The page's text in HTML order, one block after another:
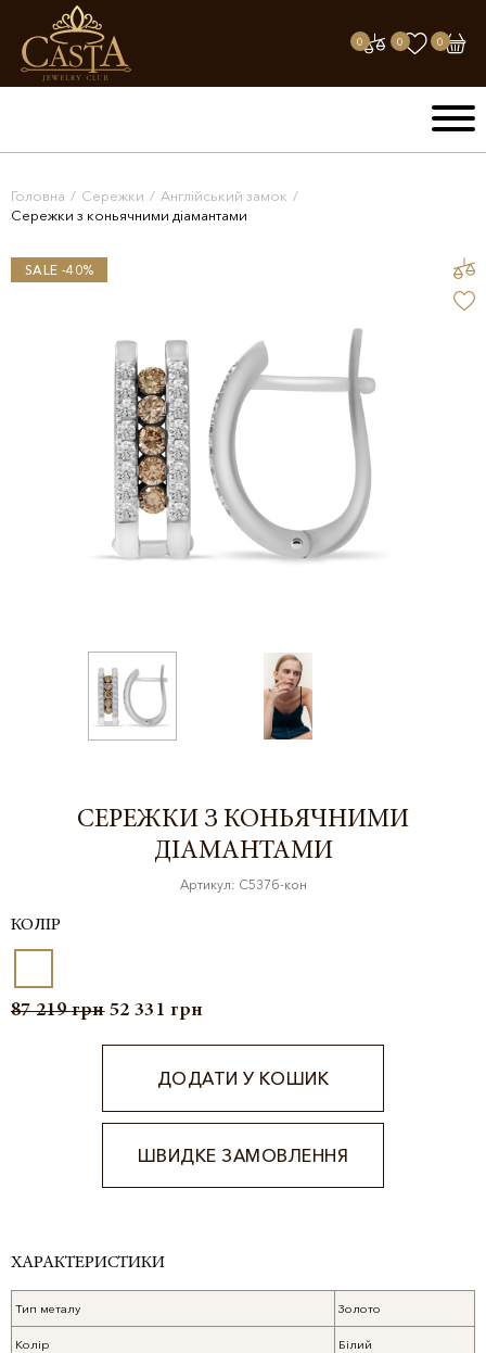
0 0 0
Головна / Сережки / Англійський замок /
Сережки з коньячними діамантами
SALE -40%
СЕРЕЖКИ З КОНЬЯЧНИМИ
ДІАМАНТАМИ
Артикул: С537б-кон
КОЛІР
87 219грн 52 331 грн
ДОДАТИ У КОШИК
ШВИДКЕ ЗАМОВЛЕННЯ
ХАРАКТЕРИСТИКИ
Тип металу Золото
Колір Білий